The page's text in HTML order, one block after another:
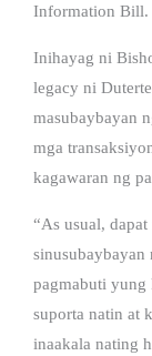
Information Bill.
Inihayag ni
legacy ni
masubaybayan
mga
kagawaran ng
“As usual,
pagmabuti yung
suporta natin at
inaakala nating